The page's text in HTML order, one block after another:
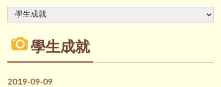
學生成就
2019-09-09